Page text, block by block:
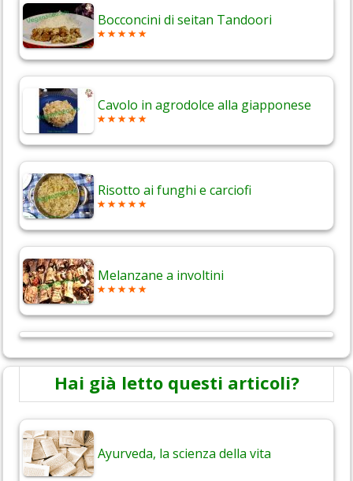
Bocconcini di seitan Tandoori
Cavolo in agrodolce alla giapponese
Risotto ai funghi e carciofi
Melanzane a involtini
Hai già letto questi articoli?
Ayurveda, la scienza della vita